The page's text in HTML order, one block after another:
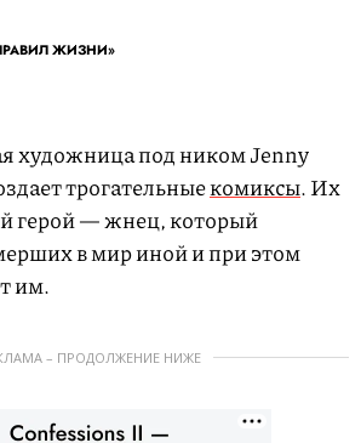
ЖИЗНИ»
художница под ником Jenny
трогательныекомиксы. Их
герой — жнец, который
в мир иной и при этом
им.
– ПРОДОЛЖЕНИЕ НИЖЕ